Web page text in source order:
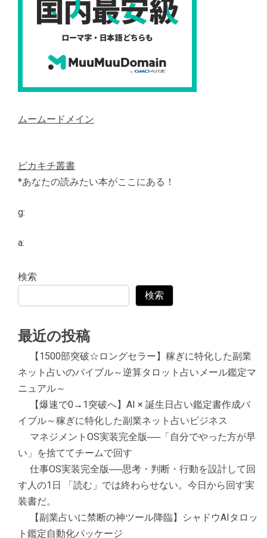
ムームードメイン
ピカキチ叢書
*あなたの読みたい本がここにある！
g:
a:
検索
検索
最近の投稿
【1500部突破☆ロングセラー】稼ぎに特化した副業
ネット占いのバイブル～逆算タロット占いメール鑑定マ
ニュアル～
【爆速で0→1突破へ】AI × 誕生日占い鑑定書作成バ
イブル～稼ぎに特化した副業ネット占いビジネス
マネジメントOS実装完全版──「自分でやった方が早
い」を捨ててチームで回す
仕事OS実装完全版──思考・判断・行動を設計して回
す人の1日 「読む」では終わらせない。今日から回す実
装書だ。
【副業占いに禁断の神ツール降臨】シャドウAIタロッ
ト鑑定自動化パッケージ